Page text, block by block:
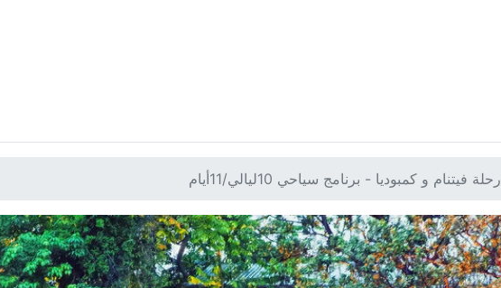
رحلة فيتنام و كمبوديا - برنامج سياحي 10ليالي/11أيام